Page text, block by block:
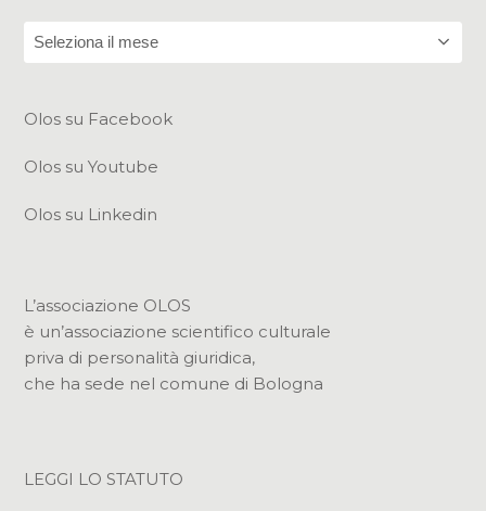
Archivi
Olos su Facebook
Olos su Youtube
Olos su Linkedin
L’associazione OLOS
è un’associazione scientifico culturale
priva di personalità giuridica,
che ha sede nel comune di Bologna
LEGGI LO STATUTO